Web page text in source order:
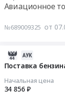
Авиационное
№689009325 от
Поставка
Начальная цена
34 856 ₽